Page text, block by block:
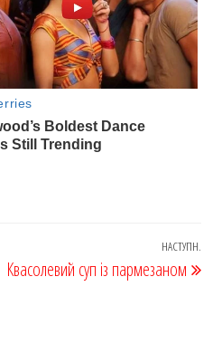
запис
НАСТУПН.
Квасолевий суп із пармезаном